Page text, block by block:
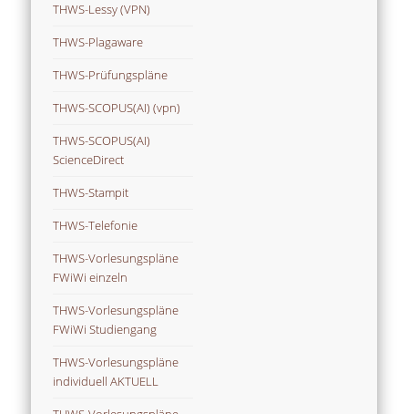
THWS-Lessy (VPN)
THWS-Plagaware
THWS-Prüfungspläne
THWS-SCOPUS(AI) (vpn)
THWS-SCOPUS(AI)
ScienceDirect
THWS-Stampit
THWS-Telefonie
THWS-Vorlesungspläne
FWiWi einzeln
THWS-Vorlesungspläne
FWiWi Studiengang
THWS-Vorlesungspläne
individuell AKTUELL